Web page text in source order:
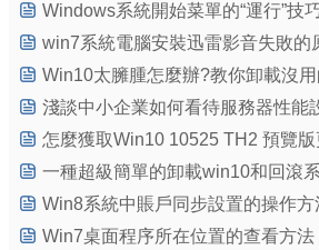
Windows系統開始菜單的“運行”技
win7系統電腦安裝迅雷影音失敗的
Win10太臃腫怎麼辦?教你卸載沒
淺談中小企業如何看待服務器性能
怎麼獲取Win10 10525 TH2 預覽版
一種超級簡單的卸載win10和回滾
Win8系統中賬戶同步設置的操作方
Win7桌面程序所在位置的查看方法